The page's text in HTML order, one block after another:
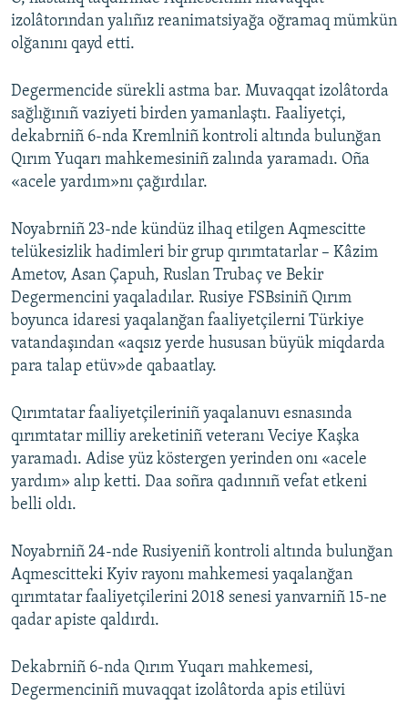
izolâtorından yalıñız reanimatsiyağa oğramaq mümkün
olğanını qayd etti.
Degermencide sürekli astma bar. Muvaqqat izolâtorda
sağlığınıñ vaziyeti birden yamanlaştı. Faaliyetçi,
dekabrniñ 6-nda Kremlniñ kontroli altında bulunğan
Qırım Yuqarı mahkemesiniñ zalında yaramadı. Oña
«acele yardım»nı çağırdılar.
Noyabrniñ 23-nde kündüz ilhaq etilgen Aqmescitte
telükesizlik hadimleri bir grup qırımtatarlar – Kâzim
Ametov, Asan Çapuh, Ruslan Trubaç ve Bekir
Degermencini yaqaladılar. Rusiye FSBsiniñ Qırım
boyunca idaresi yaqalanğan faaliyetçilerni Türkiye
vatandaşından «aqsız yerde hususan büyük miqdarda
para talap etüv»de qabaatlay.
Qırımtatar faaliyetçileriniñ yaqalanuvı esnasında
qırımtatar milliy areketiniñ veteranı Veciye Kaşka
yaramadı. Adise yüz köstergen yerinden onı «acele
yardım» alıp ketti. Daa soñra qadınnıñ vefat etkeni
belli oldı.
Noyabrniñ 24-nde Rusiyeniñ kontroli altında bulunğan
Aqmescitteki Kyiv rayonı mahkemesi yaqalanğan
qırımtatar faaliyetçilerini 2018 senesi yanvarniñ 15-ne
qadar apiste qaldırdı.
Dekabrniñ 6-nda Qırım Yuqarı mahkemesi,
Degermenciniñ muvaqqat izolâtorda apis etilüvi